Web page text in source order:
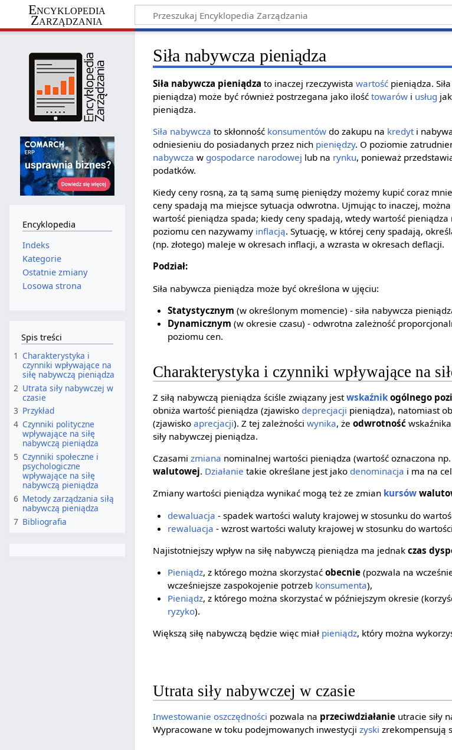
Encyklopedia
Zarządzania
Siła nabywcza pieniądza
Siła nabywcza pieniądza to inaczej rzeczywistawartość pieniądza.
pieniądza) może być również postrzegana jako ilośćtowarów i usług
pieniądza.
Siła nabywcza to skłonność konsumentów do zakupu na kredyt i
odniesieniu do posiadanych przez nich pieniędzy. O poziomie
nabywcza w gospodarce narodowej lub na rynku, ponieważ
podatków.
Kiedy ceny rosną, za tą samą sumę pieniędzy możemy kupić coraz
ceny spadają ma miejsce sytuacja odwrotna. Ujmując to inaczej,
wartość pieniądza spada; kiedy ceny spadają, wtedy wartość
poziomu cen nazywamy inflacją. Sytuację, w której ceny spadają,
(np. złotego) maleje w okresach inflacji, a wzrasta w okresach deflacji.
Podział:
Siła nabywcza pieniądza może być określona w ujęciu:
Statystycznym (w określonym momencie) - siła nabywcza
Dynamicznym (w okresie czasu) - odwrotna zależność
poziomu cen.
Charakterystyka i czynniki wpływające na
Z siłą nabywczą pieniądza ściśle związany jestwskaźnikogólnego
obniża wartość pieniądza (zjawisko deprecjacji pieniądza), natomiast
(zjawiskoaprecjacji). Z tej zależnościwynika, żeodwrotność
siły nabywczej pieniądza.
Czasamizmiana nominalnej wartości pieniądza (wartość oznaczona
walutowej. Działanie takie określane jest jako denominacja i ma na
Zmiany wartości pieniądza wynikać mogą też ze zmian kursów
dewaluacja - spadek wartości waluty krajowej w stosunku do
rewaluacja - wzrost wartości waluty krajowej w stosunku do
Najistotniejszy wpływ na siłę nabywczą pieniądza ma jednakczas
Pieniądz, z którego można skorzystać obecnie(pozwala na
wcześniejsze zaspokojenie potrzeb konsumenta),
Pieniądz, z którego można skorzystać w późniejszym okresie
ryzyko).
Większą siłę nabywczą będzie więc miał pieniądz, który można
Utrata siły nabywczej w czasie
Inwestowanie oszczędności pozwala na przeciwdziałanie utracie siły
Wypracowane w toku podejmowanych inwestycjizyski zrekompensują
Encyklopedia
Indeks
Kategorie
Ostatnie zmiany
Losowa strona
Spis treści
1 Charakterystyka i
czynniki wpływające na
siłę nabywczą pieniądza
2 Utrata siły nabywczej w
czasie
3 Przykład
4 Czynniki polityczne
wpływające na siłę
nabywczą pieniądza
5 Czynniki społeczne i
psychologiczne
wpływające na siłę
nabywczą pieniądza
6 Metody zarządzania siłą
nabywczą pieniądza
7 Bibliografia